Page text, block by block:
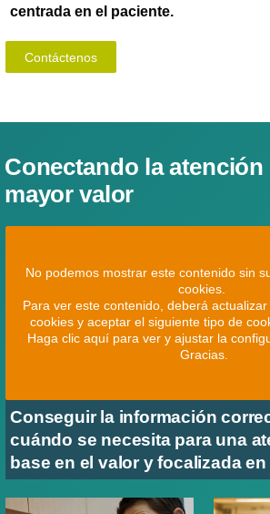
centrada en el paciente.
Contáctenos
Conectando la atención
mayor valor
No podemos mostrar este contenido sin
cookies.
Para ver este contenido, deberá
cookies y aceptar el siguiente tipo de
Haga clic aquí para ver y ajustar la
Gracias.
Conseguir la información
cuándo se necesita para una
base en el valor y focalizada